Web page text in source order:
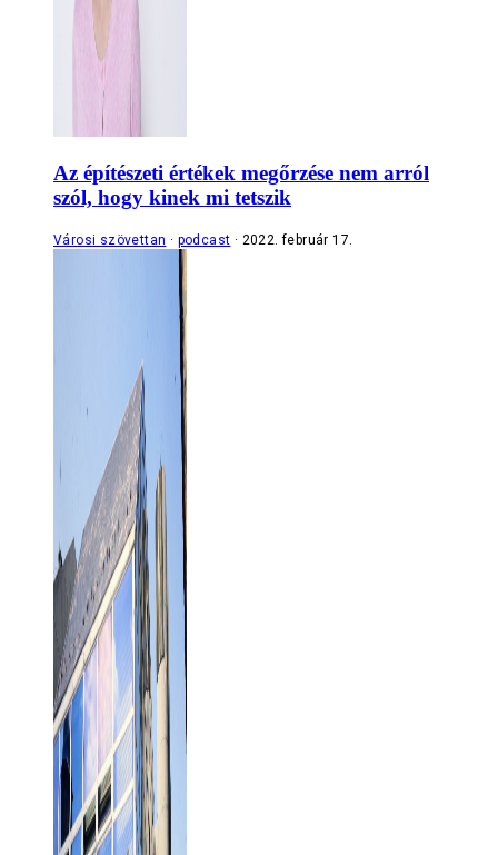
Az építészeti értékek megőrzése nem arról
szól, hogy kinek mi tetszik
Városi szövettan podcast 2022. február 17.